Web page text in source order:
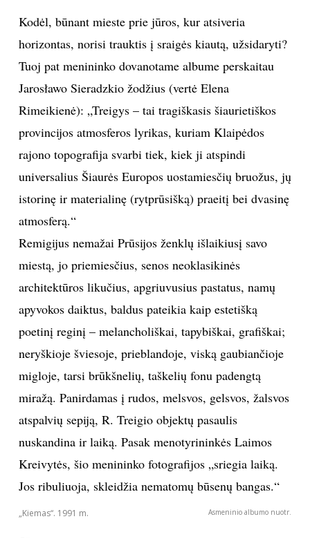
RECEPTAI
VAIKAI
NELAIMĖS
PRIVATUMO POLITIKA
Sekite mus:
PRENUMERUOK
NAUJIENLAIŠKĮ
Jūs sutinkate su
taisyklėmis
Kodėl, būnant mieste prie jūros, kur atsiveria
horizontas, norisi trauktis į sraigės kiautą, užsidaryti?
Tuoj pat menininko dovanotame albume perskaitau
Jarosławo Sieradzkio žodžius (vertė Elena
Rimeikienė): „Treigys – tai tragiškasis šiaurietiškos
provincijos atmosferos lyrikas, kuriam Klaipėdos
rajono topografija svarbi tiek, kiek ji atspindi
universalius Šiaurės Europos uostamiesčių bruožus, jų
istorinę ir materialinę (rytprūsišką) praeitį bei dvasinę
atmosferą.“
Remigijus nemažai Prūsijos ženklų išlaikiusį savo
miestą, jo priemiesčius, senos neoklasikinės
architektūros likučius, apgriuvusius pastatus, namų
apyvokos daiktus, baldus pateikia kaip estetišką
poetinį reginį – melancholiškai, tapybiškai, grafiškai;
neryškioje šviesoje, prieblandoje, viską gaubiančioje
migloje, tarsi brūkšnelių, taškelių fonu padengtą
miražą. Panirdamas į rudos, melsvos, gelsvos, žalsvos
atspalvių sepiją, R. Treigio objektų pasaulis
nuskandina ir laiką. Pasak menotyrininkės Laimos
Kreivytės, šio menininko fotografijos „sriegia laiką.
Jos ribuliuoja, skleidžia nematomų būsenų bangas.“